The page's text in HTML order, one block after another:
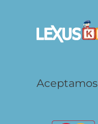
Aceptamos